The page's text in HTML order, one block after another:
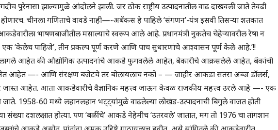
पुरेनासा झाल्यामुळे आंदोलने झाली. जर ठोक राष्ट्रीय उत्पादनातील वाढ दाखवली जाते तेवढी
चीनला गणिताचे वावडे नाही—-अबॅकस हे पाहिले ‘संगणन’-यंत्र इसवी तिसऱ्या शतकात
भाषणबाजीतील मसाल्याचे स्वरूप आले आहे. प्रधानमंत्री नुकतेच चेहेऱ्यावरील रेषा न
एक ‘केलेच पाहिजे’, तीन प्रकल्प पूर्ण करणे आणि पाच सुधारणांचे आश्वासन पूर्ण केले आहे.’!!
लागले आहेत की औद्योगिक उत्पादनांचे आकडे फुगवलेले आहेत, बेकारीचे आक्रसलेले आहेत, बँकांची
नेत आहेत —- आणि संरक्षण बजेटचे तर बोलायलाच नको – — जाहीर आकडा सतरा अब्ज डॉलर्स,
जास्त आहेत. आता आकडेवारीचे वैज्ञानिक महत्त्व जाऊन केवळ राजकीय महत्त्व उरले आहे —- एक
जाते. 1958-60 मध्ये लहानलहान भट्ट्यांमुळे वाढलेल्या लोखंड-उत्पादनाची बिगुले वाजत होती
संख्या दशलक्षात होत्या. पण ‘बळींचे’ आकडे नेहेमीच ‘उतरवले’ जातात, मग तो 1976 चा तांगशान